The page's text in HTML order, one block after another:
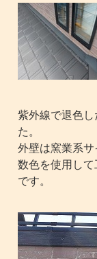
紫外線で退色
た。
外壁は窯業系サ
数色を使用し
です。